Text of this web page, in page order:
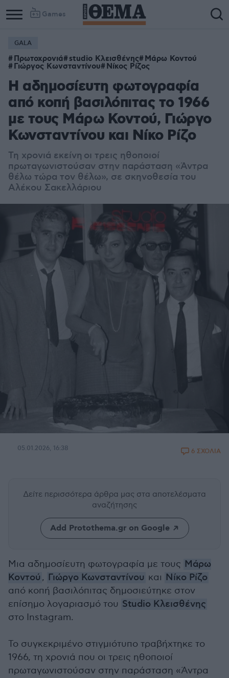
Games
GALA
Πρωτοχρονιά studio Κλεισθένης Μάρω Κοντού
Γιώργος Κωνσταντίνου Νίκος Ρίζος
Η αδημοσίευτη φωτογραφία
από κοπή βασιλόπιτας το 1966
με τους Μάρω Κοντού, Γιώργο
Κωνσταντίνου και Νίκο Ρίζο
Τη χρονιά εκείνη οι τρεις ηθοποιοί
πρωταγωνιστούσαν στην παράσταση «Άντρα
θέλω τώρα τον θέλω», σε σκηνοθεσία του
Αλέκου Σακελλάριου
05.01.2026, 16:38 6 ΣΧΟΛΙΑ
Δείτε περισσότερα άρθρα μας στα αποτελέσματα
αναζήτησης
Add Protothema.gr on Google
Μια αδημοσίευτη φωτογραφία με τους Μάρω
Κοντού , Γιώργο Κωνσταντίνου και Νίκο Ρίζο
από κοπή βασιλόπιτας δημοσιεύτηκε στον
επίσημο λογαριασμό του Studio Κλεισθένης
στο Instagram.
Το συγκεκριμένο στιγμιότυπο τραβήχτηκε το
1966, τη χρονιά που οι τρεις ηθοποιοί
πρωταγωνιστούσαν στην παράσταση «Άντρα